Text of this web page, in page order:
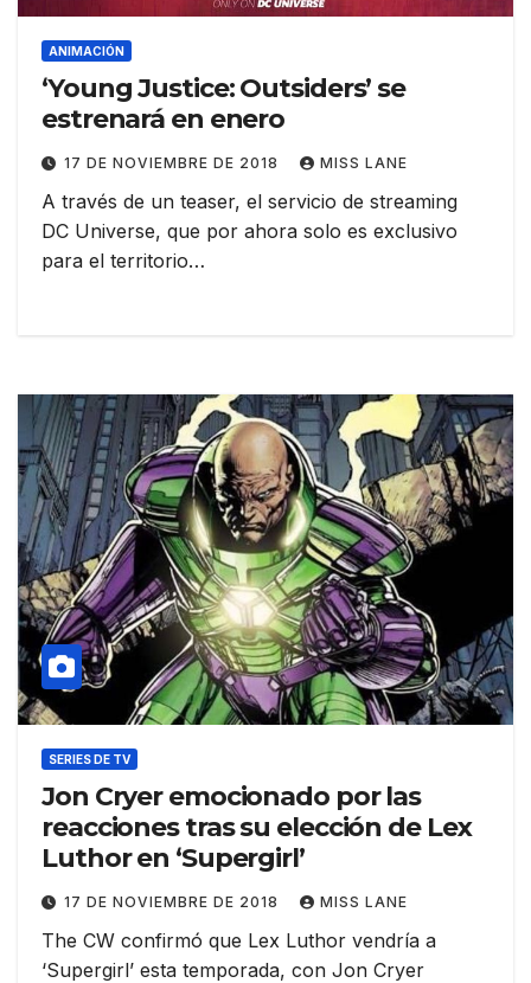
ANIMACIÓN
‘Young Justice: Outsiders’ se
estrenará en enero
17 DE NOVIEMBRE DE 2018 MISS LANE
A través de un teaser, el servicio de streaming
DC Universe, que por ahora solo es exclusivo
para el territorio…
SERIES DE TV
Jon Cryer emocionado por las
reacciones tras su elección de Lex
Luthor en ‘Supergirl’
17 DE NOVIEMBRE DE 2018 MISS LANE
The CW confirmó que Lex Luthor vendría a
‘Supergirl’ esta temporada, con Jon Cryer